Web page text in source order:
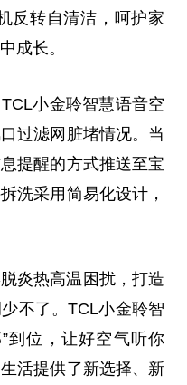
反转自清洁，呵护家
成长。
小金聆智慧语音空
过滤网脏堵情况。当
提醒的方式推送至宝
洗采用简易化设计，
炎热高温困扰，打造
不了。TCL小金聆智
到位，让好空气听你
活提供了新选择、新